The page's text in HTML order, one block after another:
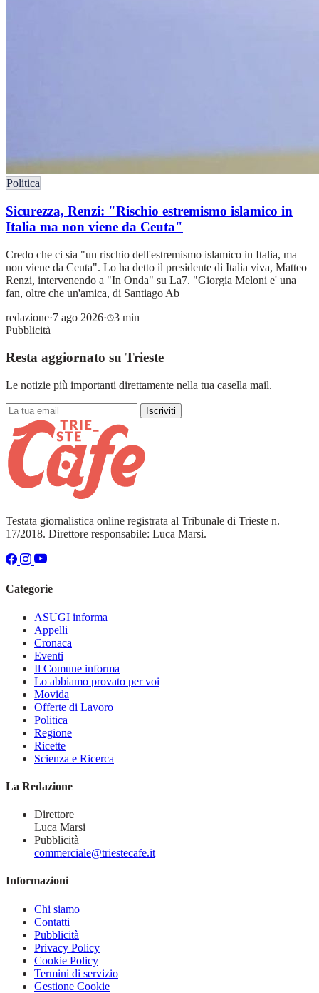
Politica
Sicurezza, Renzi: "Rischio estremismo islamico in
Italia ma non viene da Ceuta"
Credo che ci sia "un rischio dell'estremismo islamico in Italia, ma
non viene da Ceuta". Lo ha detto il presidente di Italia viva, Matteo
Renzi, intervenendo a "In Onda" su La7. "Giorgia Meloni e' una
fan, oltre che un'amica, di Santiago Ab
redazione·7 ago 2026·
3 min
Pubblicità
Resta aggiornato su Trieste
Le notizie più importanti direttamente nella tua casella mail.
Iscriviti
Testata giornalistica online registrata al Tribunale di Trieste n.
17/2018. Direttore responsabile: Luca Marsi.
Categorie
ASUGI informa
Appelli
Cronaca
Eventi
Il Comune informa
Lo abbiamo provato per voi
Movida
Offerte di Lavoro
Politica
Regione
Ricette
Scienza e Ricerca
La Redazione
Direttore
Luca Marsi
Pubblicità
commerciale@triestecafe.it
Informazioni
Chi siamo
Contatti
Pubblicità
Privacy Policy
Cookie Policy
Termini di servizio
Gestione Cookie